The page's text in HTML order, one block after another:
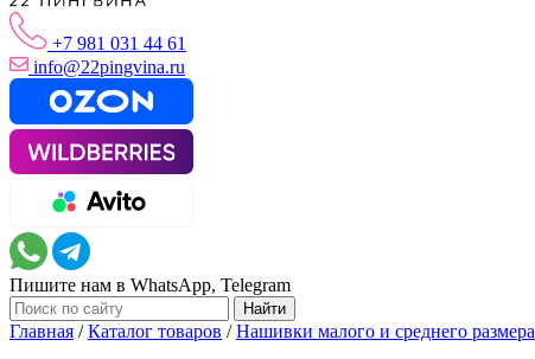
+7 981 031 44 61
info@22pingvina.ru
Пишите нам в WhatsApp, Telegram
Главная /Каталог товаров /Нашивки малого и среднего размера